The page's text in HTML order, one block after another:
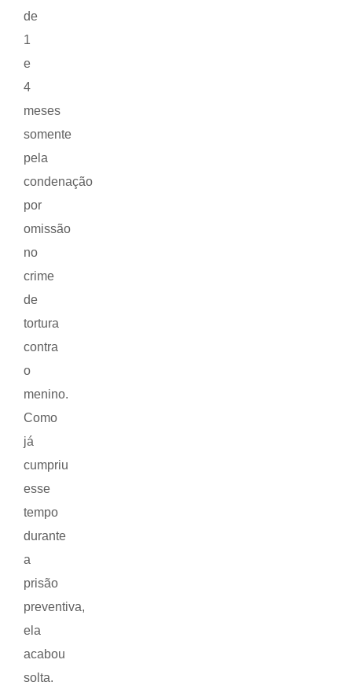
de
1
e
4
meses
somente
pela
condenação
por
omissão
no
crime
de
tortura
contra
o
menino.
Como
já
cumpriu
esse
tempo
durante
a
prisão
preventiva,
ela
acabou
solta.